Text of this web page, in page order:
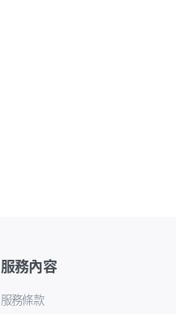
服務內容
服務條款